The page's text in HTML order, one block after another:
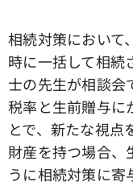
相続対策において
時に一括して相続
士の先生が相談会
税率と生前贈与に
とで、新たな視点
財産を持つ場合、
うに相続対策に寄